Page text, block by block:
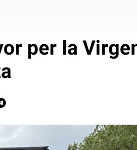
per la